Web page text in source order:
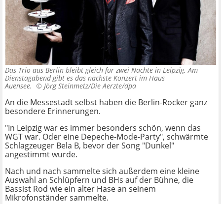
Das Trio aus Berlin bleibt gleich für zwei Nächte in Leipzig. Am
Dienstagabend gibt es das nächste Konzert im Haus
Auensee. © Jörg Steinmetz/Die Aerzte/dpa
An die Messestadt selbst haben die Berlin-Rocker ganz
besondere Erinnerungen.
"In Leipzig war es immer besonders schön, wenn das
WGT war. Oder eine Depeche-Mode-Party", schwärmte
Schlagzeuger Bela B, bevor der Song "Dunkel"
angestimmt wurde.
Nach und nach sammelte sich außerdem eine kleine
Auswahl an Schlüpfern und BHs auf der Bühne, die
Bassist Rod wie ein alter Hase an seinem
Mikrofonständer sammelte.